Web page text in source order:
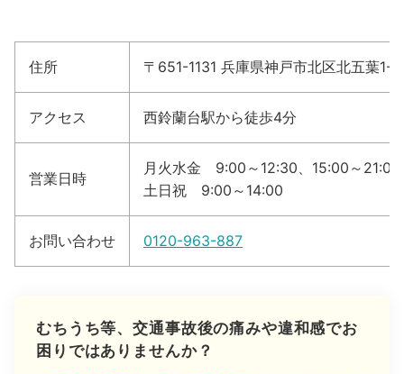
住所 〒651-1131 兵庫県神戸市北区北五葉
アクセス 西鈴蘭台駅から徒歩4分
営業日時
月火水金 9:00～12:30、15:00～21:00
土日祝 9:00～14:00
お問い合わせ 0120-963-887
むちうち等、交通事故後の痛みや違和感でお
困りではありませんか？